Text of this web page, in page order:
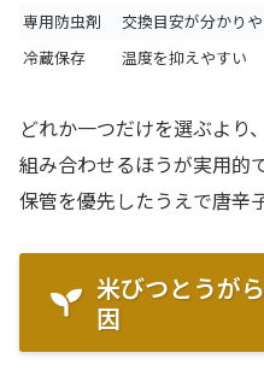
専用防虫剤
交換目安が分かり
冷蔵保存
温度を抑えやすい
どれか一つだけを選ぶより
組み合わせるほうが実用的
保管を優先したうえで唐辛
米びつとうが
因